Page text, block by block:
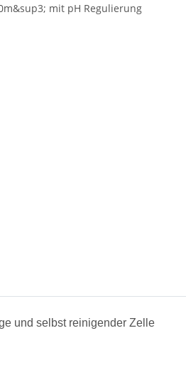
und selbst reinigender Zelle